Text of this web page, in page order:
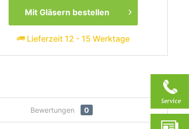
Mit Gläsern bestellen
Lieferzeit 12 - 15 Werktage
Bewertungen 0